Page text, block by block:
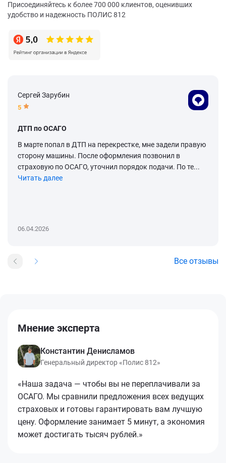
Присоединяйтесь к более 700 000 клиентов, оценивших
удобство и надежность ПОЛИС 812
Сергей Зарубин
5
ДТП по ОСАГО
В марте попал в ДТП на перекрестке, мне задели правую
сторону машины. После оформления позвонил в
страховую по ОСАГО, уточнил порядок подачи. По те...
Читать далее
06.04.2026
Все отзывы
Мнение эксперта
Константин Денисламов
Генеральный директор «Полис 812»
«Наша задача — чтобы вы не переплачивали за
ОСАГО. Мы сравнили предложения всех ведущих
страховых и готовы гарантировать вам лучшую
цену. Оформление занимает 5 минут, а экономия
может достигать тысяч рублей.»